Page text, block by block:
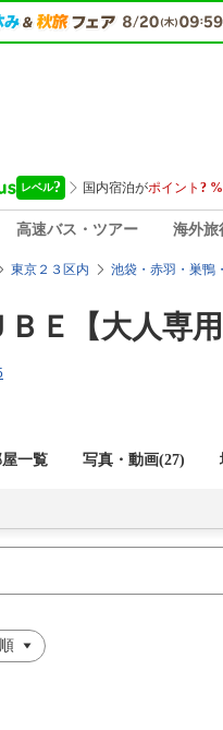
高速バス・ツアー 海外旅
東京２３区内 池袋・赤羽・巣鴨
【大人専用
一覧 写真・動画(27)